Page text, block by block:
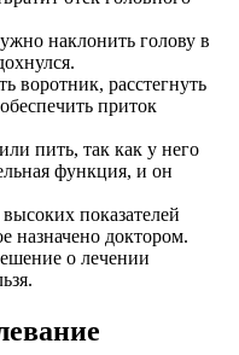
наклонить голову в
воротник, расстегнуть
приток
пить, так как у него
функция, и он
показателей
назначено доктором.
о лечении